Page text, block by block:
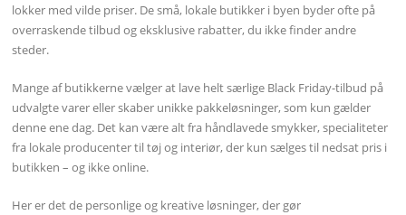
lokker med vilde priser. De små, lokale butikker i byen byder ofte på
overraskende tilbud og eksklusive rabatter, du ikke finder andre
steder.
Mange af butikkerne vælger at lave helt særlige Black Friday-tilbud på
udvalgte varer eller skaber unikke pakkeløsninger, som kun gælder
denne ene dag. Det kan være alt fra håndlavede smykker, specialiteter
fra lokale producenter til tøj og interiør, der kun sælges til nedsat pris i
butikken – og ikke online.
Her er det de personlige og kreative løsninger, der gør